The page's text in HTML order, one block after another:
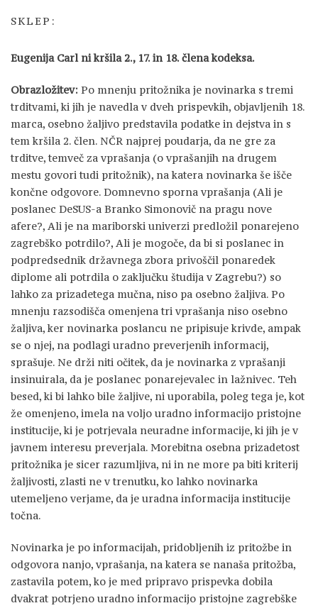
SKLEP:
Eugenija Carl ni kršila 2., 17. in 18. člena kodeksa.
Obrazložitev: Po mnenju pritožnika je novinarka s tremi
trditvami, ki jih je navedla v dveh prispevkih, objavljenih 18.
marca, osebno žaljivo predstavila podatke in dejstva in s
tem kršila 2. člen. NČR najprej poudarja, da ne gre za
trditve, temveč za vprašanja (o vprašanjih na drugem
mestu govori tudi pritožnik), na katera novinarka še išče
končne odgovore. Domnevno sporna vprašanja (Ali je
poslanec DeSUS-a Branko Simonovič na pragu nove
afere?, Ali je na mariborski univerzi predložil ponarejeno
zagrebško potrdilo?, Ali je mogoče, da bi si poslanec in
podpredsednik državnega zbora privoščil ponaredek
diplome ali potrdila o zaključku študija v Zagrebu?) so
lahko za prizadetega mučna, niso pa osebno žaljiva. Po
mnenju razsodišča omenjena tri vprašanja niso osebno
žaljiva, ker novinarka poslancu ne pripisuje krivde, ampak
se o njej, na podlagi uradno preverjenih informacij,
sprašuje. Ne drži niti očitek, da je novinarka z vprašanji
insinuirala, da je poslanec ponarejevalec in lažnivec. Teh
besed, ki bi lahko bile žaljive, ni uporabila, poleg tega je, kot
že omenjeno, imela na voljo uradno informacijo pristojne
institucije, ki je potrjevala neuradne informacije, ki jih je v
javnem interesu preverjala. Morebitna osebna prizadetost
pritožnika je sicer razumljiva, ni in ne more pa biti kriterij
žaljivosti, zlasti ne v trenutku, ko lahko novinarka
utemeljeno verjame, da je uradna informacija institucije
točna.
Novinarka je po informacijah, pridobljenih iz pritožbe in
odgovora nanjo, vprašanja, na katera se nanaša pritožba,
zastavila potem, ko je med pripravo prispevka dobila
dvakrat potrjeno uradno informacijo pristojne zagrebške